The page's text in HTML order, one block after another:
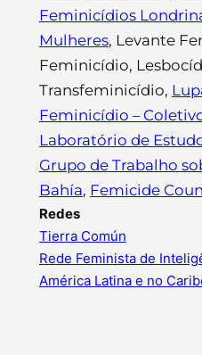
Feminicídios
Mulheres, Levante
Feminicídio,
Transfeminicídio,
Feminicídio –
Laboratório de
Grupo de Trabalho
Bahía, Femicide
Redes
Tierra Común
Rede Feminista de
América Latina e no